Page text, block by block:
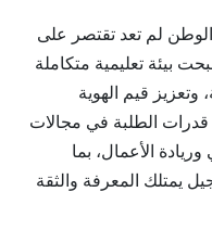
لم تعد تقتصر على
بيئة تعليمية متكاملة
وتعزيز قيم الهوية
الطلبة في مجالات
الأعمال، بما
يمتلك المعرفة والثقة